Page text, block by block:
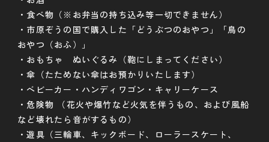
・食べ物（※お弁当の持ち込み等一切できません）
・市原ぞうの国で購入した「どうぶつのおやつ」「鳥の
おやつ（おふ）」
・おもちゃ ぬいぐるみ（鞄にしまってください）
・傘（たためない傘はお預かりいたします）
・ベビーカー・ハンディワゴン・キャリーケース
・危険物 （花火や爆竹など火気を伴うもの、および風船
など壊れたら音がするもの）
・遊具（三輪車、キックボード、ローラースケート、